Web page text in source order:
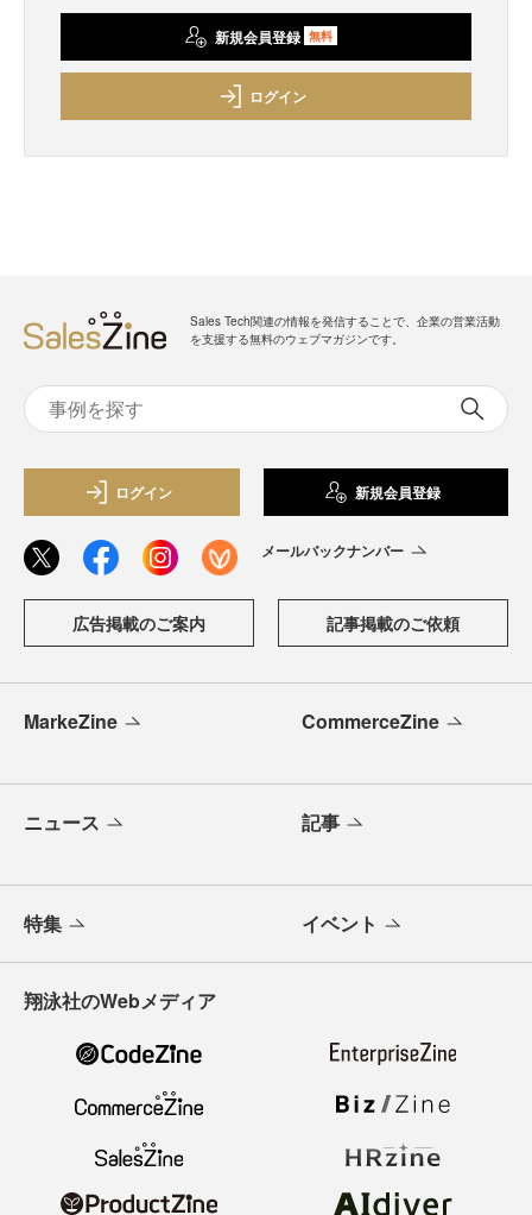
新規会員登録 無料
ログイン
Sales Tech関連の情報を発信することで、企業の営業活動
を支援する無料のウェブマガジンです。
ログイン 新規会員登録
メールバックナンバー
広告掲載のご案内 記事掲載のご依頼
MarkeZine CommerceZine
ニュース 記事
特集 イベント
翔泳社のWebメディア